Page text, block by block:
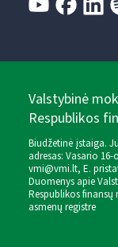
Valstybinė
Respublikos
Biudžetinė įstaiga.
adresas: Vasario
vmi@vmi.lt, E.
Duomenys apie
Respublikos
asmenų registre